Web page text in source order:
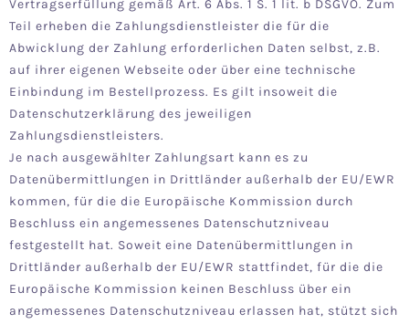
Vertragserfüllung gemäß Art. 6 Abs. 1 S. 1 lit. b DSGVO. Zum
Teil erheben die Zahlungsdienstleister die für die
Abwicklung der Zahlung erforderlichen Daten selbst, z.B.
auf ihrer eigenen Webseite oder über eine technische
Einbindung im Bestellprozess. Es gilt insoweit die
Datenschutzerklärung des jeweiligen
Zahlungsdienstleisters.
Je nach ausgewählter Zahlungsart kann es zu
Datenübermittlungen in Drittländer außerhalb der EU/EWR
kommen, für die die Europäische Kommission durch
Beschluss ein angemessenes Datenschutzniveau
festgestellt hat. Soweit eine Datenübermittlungen in
Drittländer außerhalb der EU/EWR stattfindet, für die die
Europäische Kommission keinen Beschluss über ein
angemessenes Datenschutzniveau erlassen hat, stützt sich